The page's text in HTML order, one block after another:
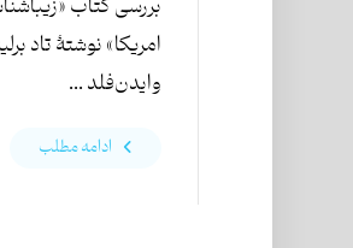
بررسی کتاب
امریکا» نوشتۀ تاد
وایدن‌فلد ...
ادامه مطلب